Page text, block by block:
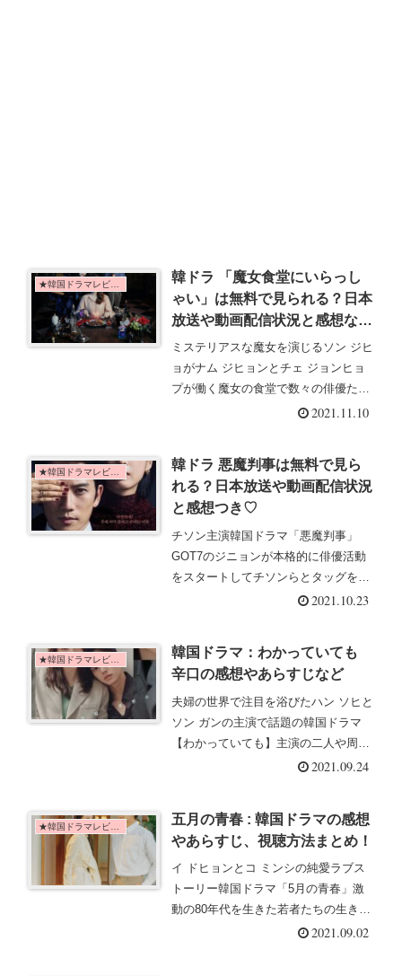
★韓国ドラマレビュー
韓ドラ 「魔女食堂にいらっし
ゃい」は無料で見られる？日本
放送や動画配信状況と感想など
まとめ♡
ミステリアスな魔女を演じるソン ジヒ
ョがナム ジヒョンとチェ ジョンヒョ
プが働く魔女の食堂で数々の俳優たち
をゲストに迎え、望みを叶えていくド
ら！
2021.11.10
★韓国ドラマレビュー
韓ドラ 悪魔判事は無料で見ら
れる？日本放送や動画配信状況
と感想つき♡
チソン主演韓国ドラマ「悪魔判事」
GOT7のジニョンが本格的に俳優活動
をスタートしてチソンらとタッグを組
む！ドラマの感想やあらすじなどの基
2021.10.23
★韓国ドラマレビュー
韓国ドラマ：わかっていても
辛口の感想やあらすじなど
夫婦の世界で注目を浴びたハン ソヒと
ソン ガンの主演で話題の韓国ドラマ
【わかっていても】主演の二人や周り
の恋愛模様を楽しめる。気になる感想
2021.09.24
★韓国ドラマレビュー
五月の青春 : 韓国ドラマの感想
やあらすじ、視聴方法まとめ！
イ ドヒョンとコ ミンシの純愛ラブス
トーリー韓国ドラマ「5月の青春」激
動の80年代を生きた若者たちの生き様
を描く。気になる感想やあらすじ、日
2021.09.02